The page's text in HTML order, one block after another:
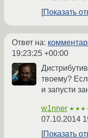
Показать
Ответ на:
19:23:25 +00:00
твоему?
и запусти
w1nner
07.10.2014
Показать